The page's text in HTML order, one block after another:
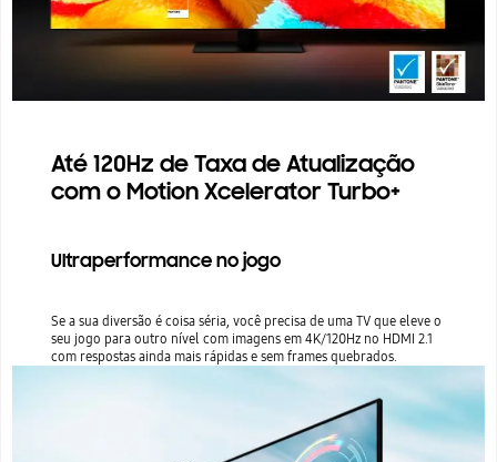
Até 120Hz de Taxa de Atualização
com o Motion Xcelerator Turbo+
Ultraperformance no jogo
Se a sua diversão é coisa séria, você precisa de uma TV que eleve o
seu jogo para outro nível com imagens em 4K/120Hz no HDMI 2.1
com respostas ainda mais rápidas e sem frames quebrados.